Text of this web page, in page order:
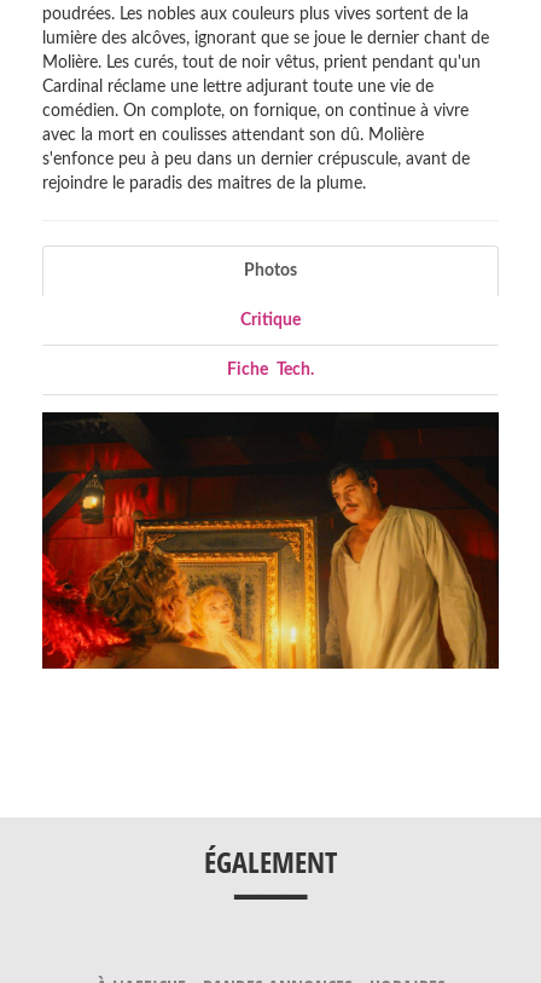
poudrées. Les nobles aux couleurs plus vives sortent de la
lumière des alcôves, ignorant que se joue le dernier chant de
Molière. Les curés, tout de noir vêtus, prient pendant qu'un
Cardinal réclame une lettre adjurant toute une vie de
comédien. On complote, on fornique, on continue à vivre
avec la mort en coulisses attendant son dû. Molière
s'enfonce peu à peu dans un dernier crépuscule, avant de
rejoindre le paradis des maitres de la plume.
Photos
Critique
Fiche Tech.
ÉGALEMENT
___